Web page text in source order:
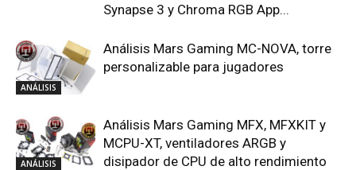
Synapse 3 y Chroma RGB App...
ANÁLISIS
Análisis Mars Gaming MC-NOVA, torre
personalizable para jugadores
ANÁLISIS
Análisis Mars Gaming MFX, MFXKIT y
MCPU-XT, ventiladores ARGB y
disipador de CPU de alto rendimiento